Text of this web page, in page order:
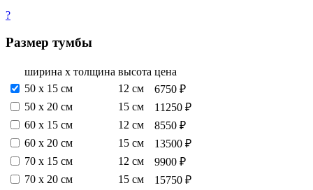
?
Размер тумбы
ширина х толщина высота цена
50 х 15 см
12 см
6750 ₽
50 х 20 см
15 см
11250 ₽
60 х 15 см
12 см
8550 ₽
60 х 20 см
15 см
13500 ₽
70 х 15 см
12 см
9900 ₽
70 х 20 см
15 см
15750 ₽